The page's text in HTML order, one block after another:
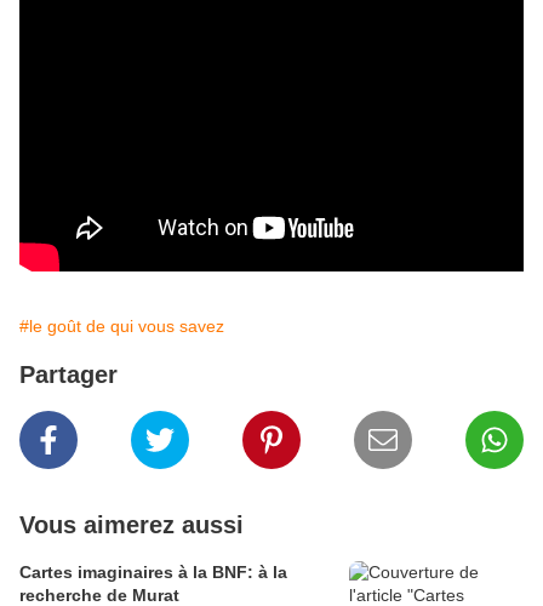
#le goût de qui vous savez
Partager
Vous aimerez aussi
Cartes imaginaires à la BNF: à la
recherche de Murat